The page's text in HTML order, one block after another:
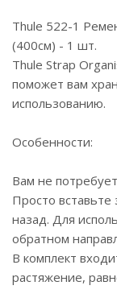
Thule 522-1
(400см) - 1 шт.
Thule Strap
поможет вам
использованию.
Особенности:
Вам не
Просто вставьте
назад. Для
обратном
В комплект
растяжение,